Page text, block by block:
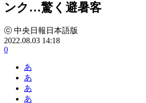
ンク…驚く避暑客
ⓒ 中央日報日本語版
2022.08.03 14:18
0
あ
あ
あ
あ